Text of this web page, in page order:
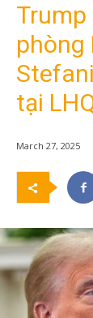
phòng
tại
March 27, 2025